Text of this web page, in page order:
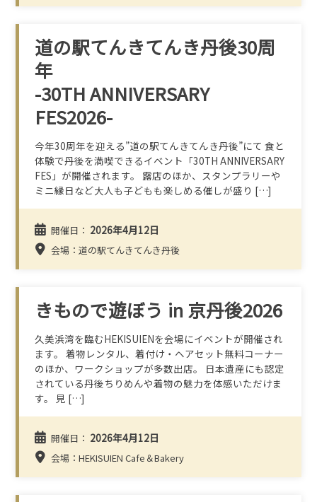
道の駅てんきてんき丹後30周
年
-30TH ANNIVERSARY
FES2026-
今年30周年を迎える”道の駅てんきてんき丹後”にて 食と
体験で丹後を満喫できるイベント「30TH ANNIVERSARY
FES」が開催されます。 露店のほか、スタンプラリーや
ミニ縁日など大人も子どもも楽しめる催しが盛り […]
開催日： 2026年4月12日
会場：道の駅てんきてんき丹後
きもので遊ぼう in 京丹後2026
久美浜湾を臨むHEKISUIENを会場にイベントが開催され
ます。 着物レンタル、着付け・ヘアセット無料コーナー
のほか、ワークショップが多数出店。 日本遺産にも認定
されている丹後ちりめんや着物の魅力を体感いただけま
す。 見 […]
開催日： 2026年4月12日
会場：HEKISUIEN Cafe＆Bakery